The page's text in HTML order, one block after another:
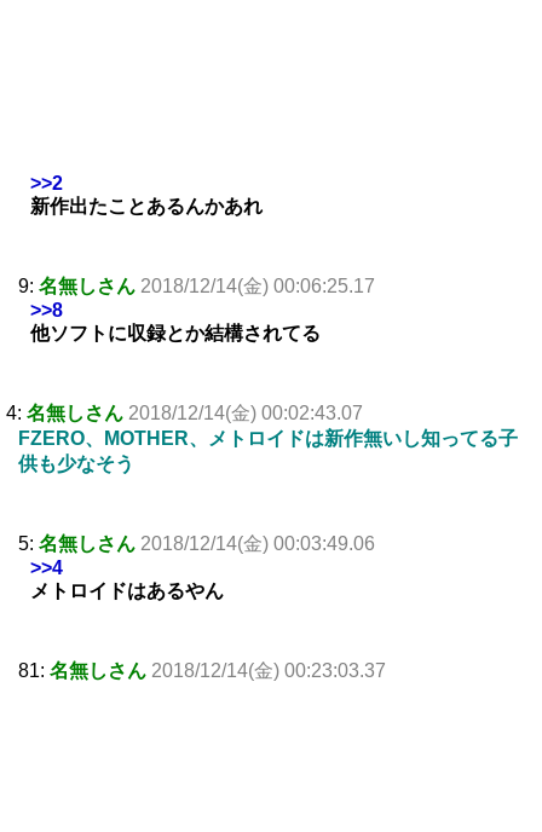
>>2
新作出たことあるんかあれ
9: 名無しさん 2018/12/14(金) 00:06:25.17
>>8
他ソフトに収録とか結構されてる
4: 名無しさん 2018/12/14(金) 00:02:43.07
FZERO、MOTHER、メトロイドは新作無いし知ってる子
供も少なそう
5: 名無しさん 2018/12/14(金) 00:03:49.06
>>4
メトロイドはあるやん
81: 名無しさん 2018/12/14(金) 00:23:03.37